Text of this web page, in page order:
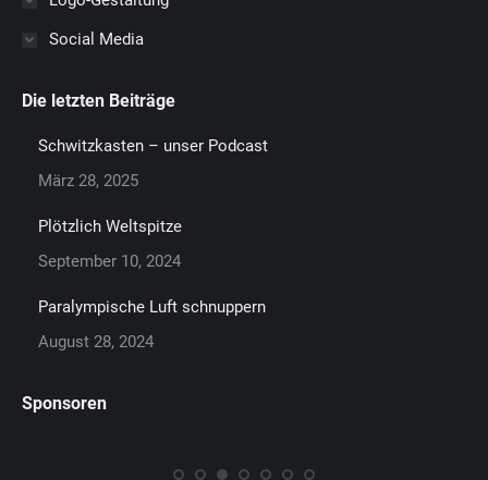
Social Media
Die letzten Beiträge
Schwitzkasten – unser Podcast
März 28, 2025
Plötzlich Weltspitze
September 10, 2024
Paralympische Luft schnuppern
August 28, 2024
Sponsoren